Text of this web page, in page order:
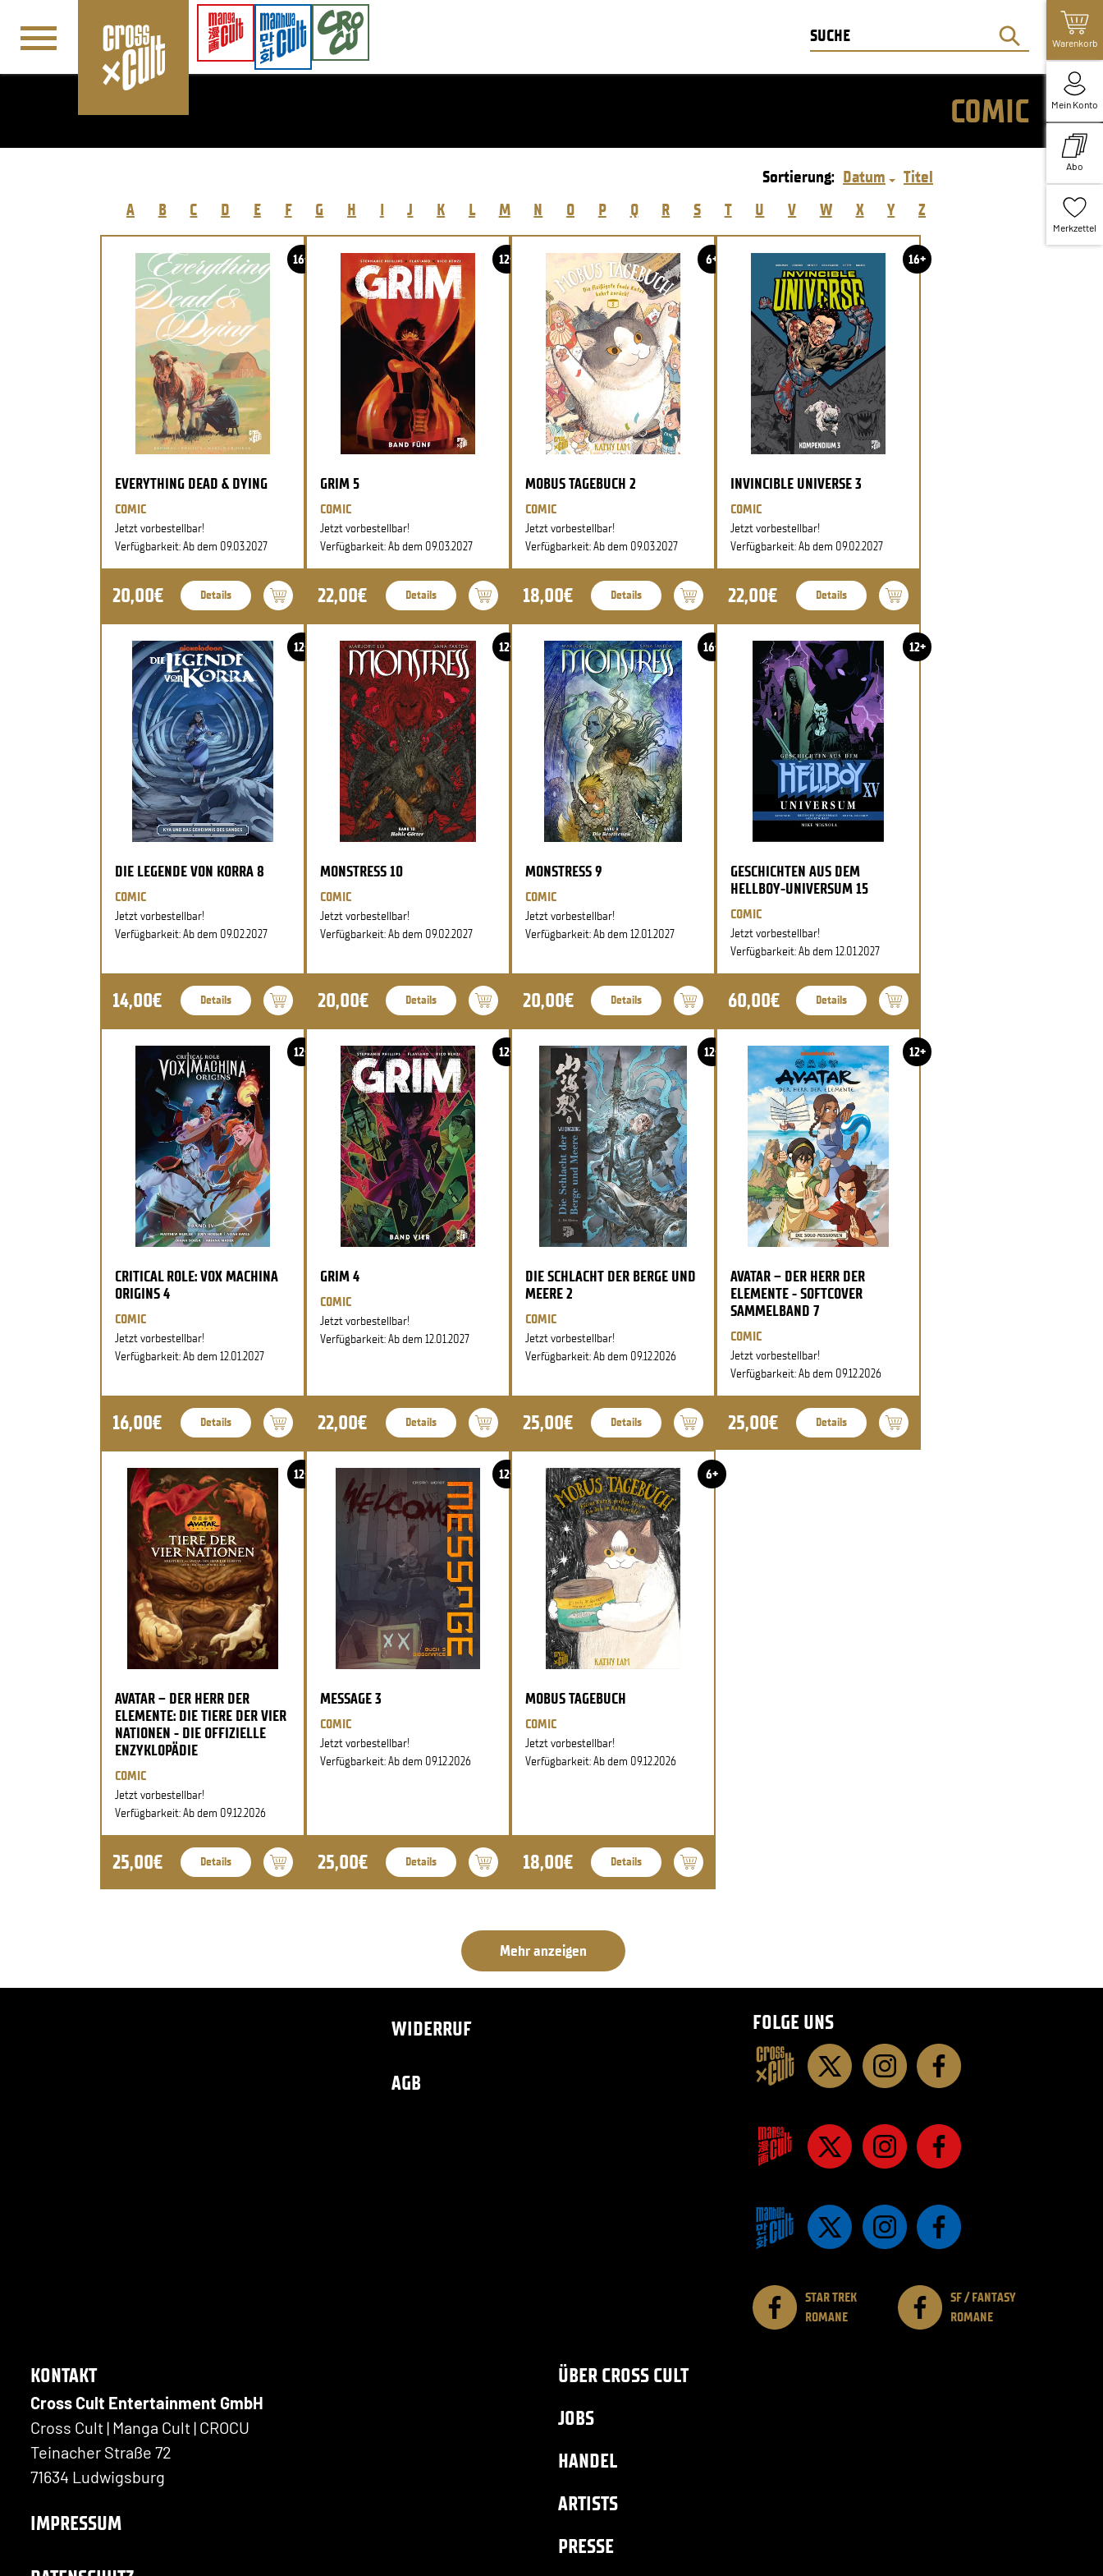
Warenkorb
Mein Konto
Abo
Merkzettel
COMIC
Sortierung: Datum
Titel
A
B C D E F G H I J K L M N O P Q R S T U V W X Y Z
16+
EVERYTHING DEAD & DYING
COMIC
Jetzt vorbestellbar!
Verfügbarkeit: Ab dem 09.03.2027
20,00€ Details
12+
GRIM 5
COMIC
Jetzt vorbestellbar!
Verfügbarkeit: Ab dem 09.03.2027
22,00€ Details
6+
MOBUS TAGEBUCH 2
COMIC
Jetzt vorbestellbar!
Verfügbarkeit: Ab dem 09.03.2027
18,00€ Details
16+
INVINCIBLE UNIVERSE 3
COMIC
Jetzt vorbestellbar!
Verfügbarkeit: Ab dem 09.02.2027
22,00€ Details
12+
DIE LEGENDE VON KORRA 8
COMIC
Jetzt vorbestellbar!
Verfügbarkeit: Ab dem 09.02.2027
14,00€ Details
12+
MONSTRESS 10
COMIC
Jetzt vorbestellbar!
Verfügbarkeit: Ab dem 09.02.2027
20,00€ Details
16+
MONSTRESS 9
COMIC
Jetzt vorbestellbar!
Verfügbarkeit: Ab dem 12.01.2027
20,00€ Details
12+
GESCHICHTEN AUS DEM
HELLBOY-UNIVERSUM 15
COMIC
Jetzt vorbestellbar!
Verfügbarkeit: Ab dem 12.01.2027
60,00€ Details
12+
CRITICAL ROLE: VOX MACHINA
ORIGINS 4
COMIC
Jetzt vorbestellbar!
Verfügbarkeit: Ab dem 12.01.2027
16,00€ Details
12+
GRIM 4
COMIC
Jetzt vorbestellbar!
Verfügbarkeit: Ab dem 12.01.2027
22,00€ Details
12+
DIE SCHLACHT DER BERGE UND
MEERE 2
COMIC
Jetzt vorbestellbar!
Verfügbarkeit: Ab dem 09.12.2026
25,00€ Details
12+
AVATAR – DER HERR DER
ELEMENTE - SOFTCOVER
SAMMELBAND 7
COMIC
Jetzt vorbestellbar!
Verfügbarkeit: Ab dem 09.12.2026
25,00€ Details
12+
AVATAR – DER HERR DER
ELEMENTE: DIE TIERE DER VIER
NATIONEN - DIE OFFIZIELLE
ENZYKLOPÄDIE
COMIC
Jetzt vorbestellbar!
Verfügbarkeit: Ab dem 09.12.2026
25,00€ Details
12+
MESSAGE 3
COMIC
Jetzt vorbestellbar!
Verfügbarkeit: Ab dem 09.12.2026
25,00€ Details
6+
MOBUS TAGEBUCH
COMIC
Jetzt vorbestellbar!
Verfügbarkeit: Ab dem 09.12.2026
18,00€ Details
Mehr anzeigen
WIDERRUF
AGB
FOLGE UNS
STAR TREK
ROMANE
SF / FANTASY
ROMANE
KONTAKT
Cross Cult Entertainment GmbH
Cross Cult | Manga Cult | CROCU
Teinacher Straße 72
71634 Ludwigsburg
IMPRESSUM
ÜBER CROSS CULT
JOBS
HANDEL
ARTISTS
PRESSE